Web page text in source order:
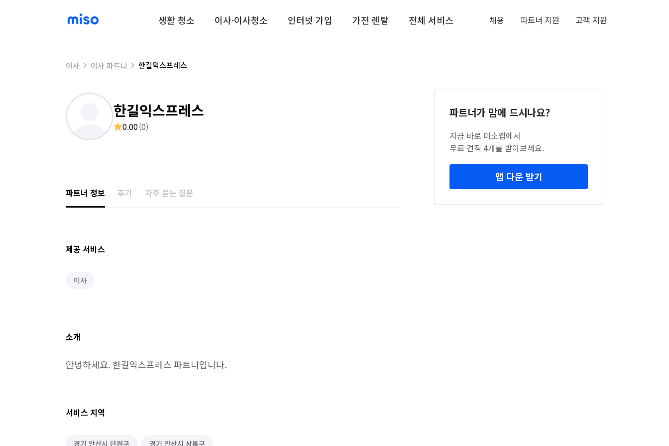
생활 청소 이사·이사청소 인터넷 가입 가전 렌탈 전체 서비스 채용 파트너 지원 고객 지원
이사 이사 파트너 한길익스프레스
한길익스프레스
0.00(0)
파트너 정보 후기 자주 묻는 질문
제공 서비스
이사
소개
안녕하세요. 한길익스프레스 파트너입니다.
서비스 지역
경기 안산시 단원구 경기 안산시 상록구
파트너가 맘에 드시나요?
지금 바로 미소앱에서
무료 견적 4개를 받아보세요.
앱 다운 받기